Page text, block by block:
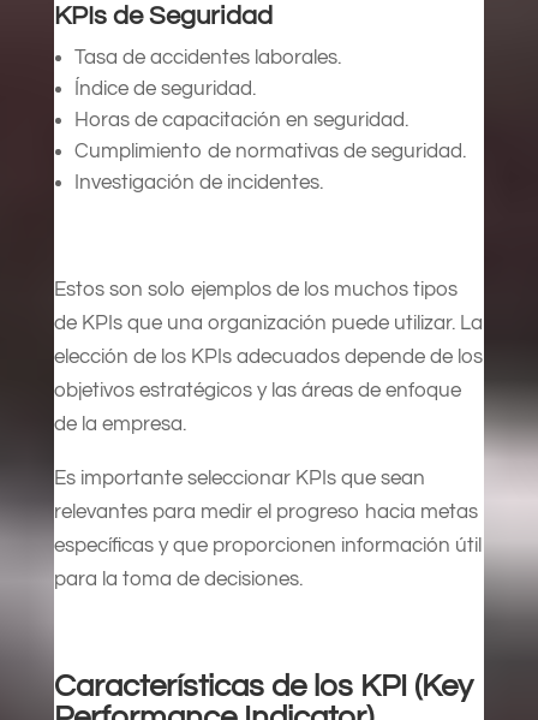
KPIs de Seguridad
Tasa de accidentes laborales.
Índice de seguridad.
Horas de capacitación en seguridad.
Cumplimiento de normativas de seguridad.
Investigación de incidentes.
Estos son solo ejemplos de los muchos tipos
de KPIs que una organización puede utilizar. La
elección de los KPIs adecuados depende de los
objetivos estratégicos y las áreas de enfoque
de la empresa.
Es importante seleccionar KPIs que sean
relevantes para medir el progreso hacia metas
específicas y que proporcionen información útil
para la toma de decisiones.
Características de los KPI (Key